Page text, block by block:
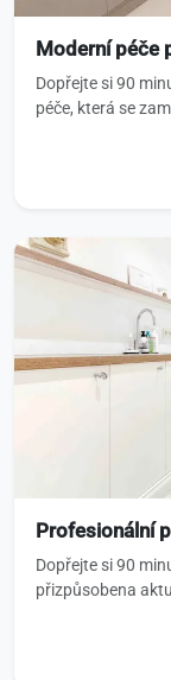
Moderní péče
Dopřejte si 90
péče, která se
Profesionální
Dopřejte si 90
přizpůsobena